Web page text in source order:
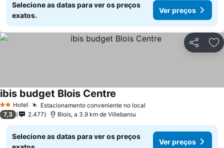
Selecione as datas para ver os preços
exatos.
Ver preços
Partilhar
2 Estrelas
Hotel Estacionamento conveniente no local
ibis budget Blois Centre
7,3 2.477 Blois, a 3.9 km de Villebarou
Selecione as datas para ver os preços
Ver preços